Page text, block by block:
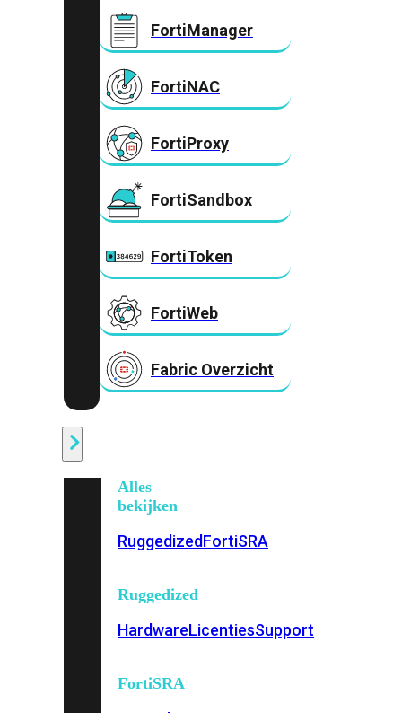
FortiManager
FortiNAC
FortiProxy
FortiSandbox
FortiToken
FortiWeb
Fabric Overzicht
Alles
bekijken
RuggedizedFortiSRA
Ruggedized
HardwareLicentiesSupport
FortiSRA